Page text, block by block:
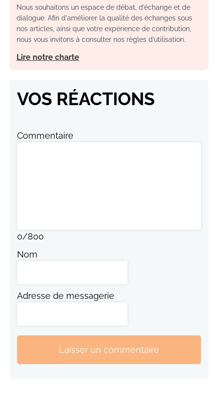
Nous souhaitons un espace de débat, d’échange et de
dialogue. Afin d'améliorer la qualité des échanges sous
nos articles, ainsi que votre expérience de contribution,
nous vous invitons à consulter nos règles d’utilisation.
Lire notre charte
VOS RÉACTIONS
Commentaire
0/800
Nom
Adresse de messagerie
Laisser un commentaire